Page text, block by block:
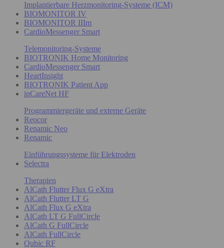
Implantierbare Herzmonitoring-Systeme (ICM)
BIOMONITOR IV
BIOMONITOR IIIm
CardioMessenger Smart
Telemonitoring-Systeme
BIOTRONIK Home Monitoring
CardioMessenger Smart
HeartInsight
BIOTRONIK Patient App
inCareNet HF
Programmiergeräte und externe Geräte
Reocor
Renamic Neo
Renamic
Einführungssysteme für Elektroden
Selectra
Therapien
AlCath Flutter Flux G eXtra
AlCath Flutter LT G
AlCath Flux G eXtra
AlCath LT G FullCircle
AlCath G FullCircle
AlCath FullCircle
Qubic RF